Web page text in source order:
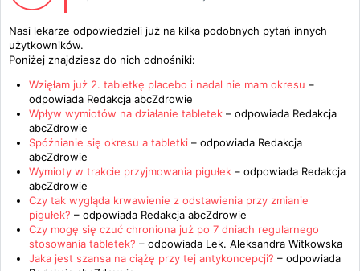
Nasi lekarze odpowiedzieli już na kilka podobnych pytań innych
użytkowników.
Poniżej znajdziesz do nich odnośniki:
Wzięłam już 2. tabletkę placebo i nadal nie mam okresu –
odpowiada Redakcja abcZdrowie
Wpływ wymiotów na działanie tabletek – odpowiada Redakcja
abcZdrowie
Spóźnianie się okresu a tabletki – odpowiada Redakcja
abcZdrowie
Wymioty w trakcie przyjmowania pigułek – odpowiada Redakcja
abcZdrowie
Czy tak wygląda krwawienie z odstawienia przy zmianie
pigułek? – odpowiada Redakcja abcZdrowie
Czy mogę się czuć chroniona już po 7 dniach regularnego
stosowania tabletek? – odpowiada Lek. Aleksandra Witkowska
Jaka jest szansa na ciążę przy tej antykoncepcji? – odpowiada